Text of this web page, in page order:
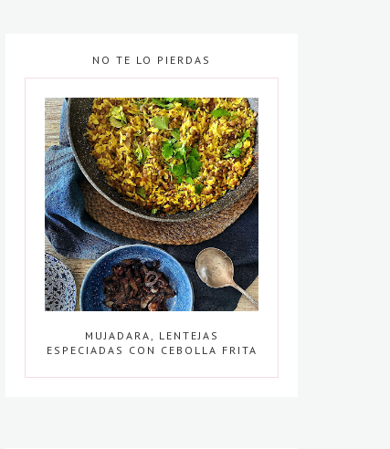
NO TE LO PIERDAS
MUJADARA, LENTEJAS
ESPECIADAS CON CEBOLLA FRITA